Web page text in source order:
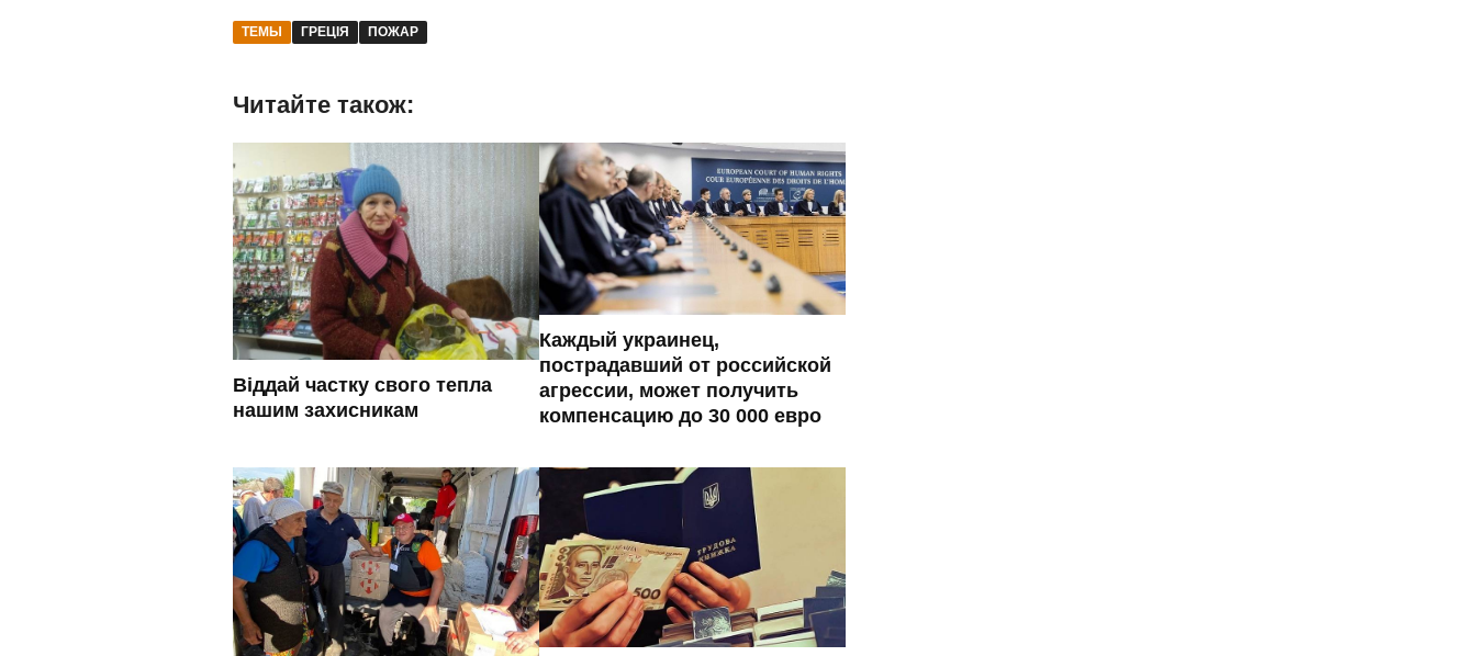
ТЕМЫ ГРЕЦІЯ ПОЖАР
Читайте також:
Віддай частку свого тепла
нашим захисникам
Каждый украинец,
пострадавший от российской
агрессии, может получить
компенсацию до 30 000 евро